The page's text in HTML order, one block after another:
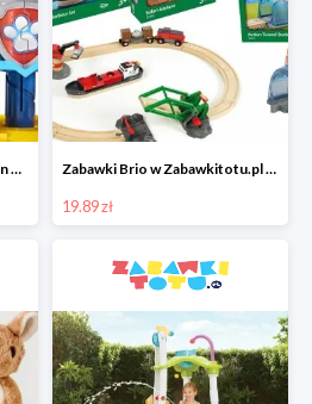
Zabawki Psi Patrol, Dino i Spin Master w super cenach w Zabawkitotu.pl Zabawki Brio w Zabawkitotu.pl od 19,90 zł
19.89 zł